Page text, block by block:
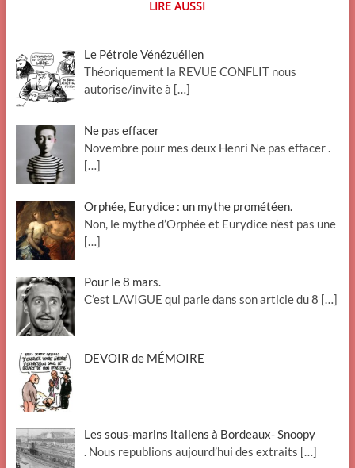
LIRE AUSSI
Le Pétrole Vénézuélien
Théoriquement la REVUE CONFLIT nous
autorise/invite à […]
Ne pas effacer
Novembre pour mes deux Henri Ne pas effacer .
[…]
Orphée, Eurydice : un mythe prométéen.
Non, le mythe d’Orphée et Eurydice n’est pas une
[…]
Pour le 8 mars.
C’est LAVIGUE qui parle dans son article du 8 […]
DEVOIR de MÉMOIRE
Les sous-marins italiens à Bordeaux- Snoopy
. Nous republions aujourd’hui des extraits […]